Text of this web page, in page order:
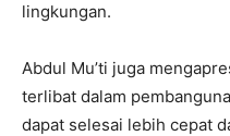
lingkungan.
Abdul Mu’ti juga
terlibat dalam
dapat selesai lebih cepat